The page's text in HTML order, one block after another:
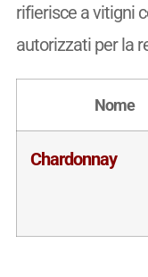
rifierisce a vitigni
autorizzati per la
Nome
Chardonnay